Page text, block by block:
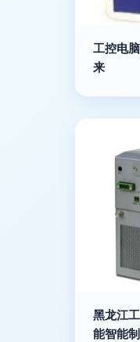
工控电
来
黑龙江
能智能